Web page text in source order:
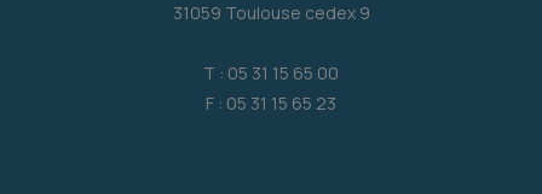
31059 Toulouse cedex 9
T : 05 31 15 65 00
F : 05 31 15 65 23